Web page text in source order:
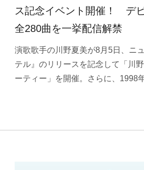
ス記念イベント開催！ デ
全280曲を一挙配信解禁
演歌歌手の川野夏美が8月5日、ニ
テル』のリリースを記念して「川
ーティー」を開催。さらに、1998